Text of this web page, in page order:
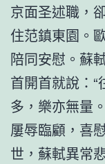
京面圣述職，
住范鎮東園。
陪同安慰。蘇
首開首就說：
多，樂亦無量
屢辱臨顧，喜
世，蘇軾異常